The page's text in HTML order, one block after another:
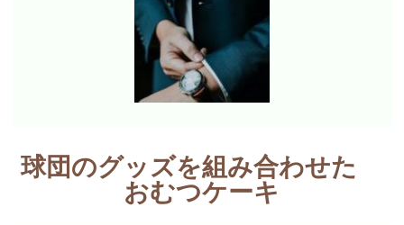
球団のグッズを組み合わせた
おむつケーキ